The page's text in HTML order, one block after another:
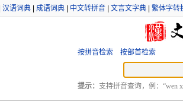
汉语词典 成语词典 中文转拼音 文言文字典 繁体字转
按拼音检索 按部首检索
提示： 支持拼音查询，例：“wen